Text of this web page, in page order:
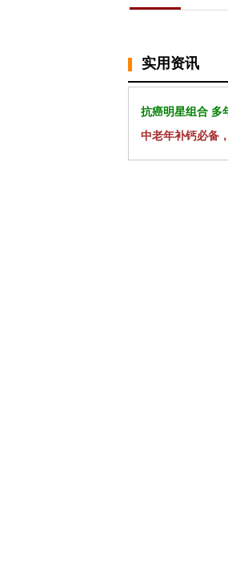
实用资讯
抗癌明星组合 多
中老年补钙必备